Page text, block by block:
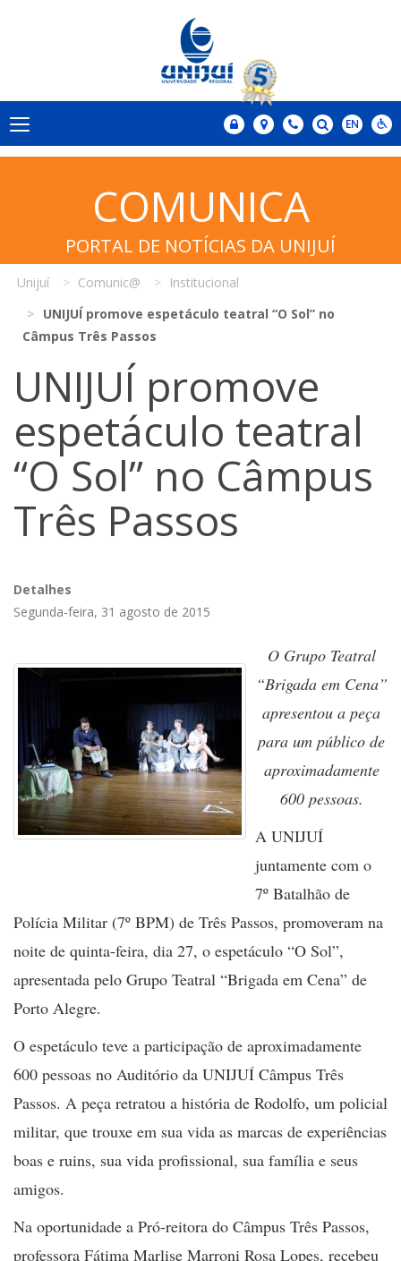
COMUNICA
PORTAL DE NOTÍCIAS DA UNIJUÍ
Unijuí Comunic@
Institucional
UNIJUÍ promove espetáculo teatral “O Sol” no
Câmpus Três Passos
UNIJUÍ promove
espetáculo teatral
“O Sol” no Câmpus
Três Passos
Detalhes
Segunda-feira, 31 agosto de 2015
O Grupo Teatral
“Brigada em Cena”
apresentou a peça
para um público de
aproximadamente
600 pessoas.
A UNIJUÍ
juntamente com o
7º Batalhão de
Polícia Militar (7º BPM) de Três Passos, promoveram na
noite de quinta-feira, dia 27, o espetáculo “O Sol”,
apresentada pelo Grupo Teatral “Brigada em Cena” de
Porto Alegre.
O espetáculo teve a participação de aproximadamente
600 pessoas no Auditório da UNIJUÍ Câmpus Três
Passos. A peça retratou a história de Rodolfo, um policial
militar, que trouxe em sua vida as marcas de experiências
boas e ruins, sua vida profissional, sua família e seus
amigos.
Na oportunidade a Pró-reitora do Câmpus Três Passos,
professora Fátima Marlise Marroni Rosa Lopes, recebeu